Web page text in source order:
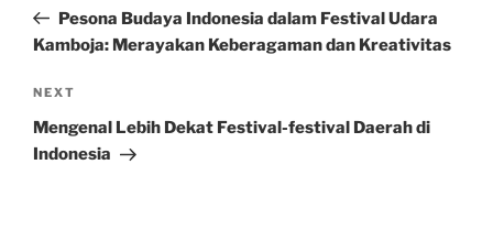
PostPesona Budaya Indonesia dalam Festival Udara
Kamboja: Merayakan Keberagaman dan Kreativitas
Next
Post
NEXT
Mengenal Lebih Dekat Festival-festival Daerah di
Indonesia